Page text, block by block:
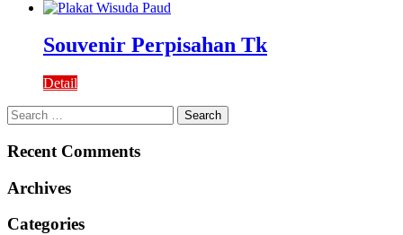
Souvenir Perpisahan Tk
Detail
Search
for:
Recent Comments
Archives
Categories